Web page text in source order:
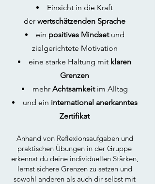
Einsicht in die Kraft
der wertschätzenden Sprache
ein positives Mindsetund
zielgerichtete Motivation
eine starke Haltung mit klaren
Grenzen
mehrAchtsamkeit im Alltag
und ein international anerkanntes
Zertifikat
Anhand von Reflexionsaufgaben und
praktischen Übungen in der Gruppe
erkennst du deine individuellen Stärken,
lernst sichere Grenzen zu setzen und
sowohl anderen als auch dir selbst mit